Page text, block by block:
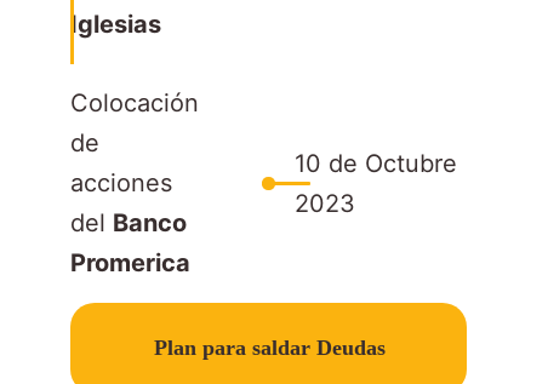
Iglesias
10 de Octubre
2023
Colocación
de
acciones
del Banco
Promerica
Plan para saldar Deudas
Slide 2 of 3